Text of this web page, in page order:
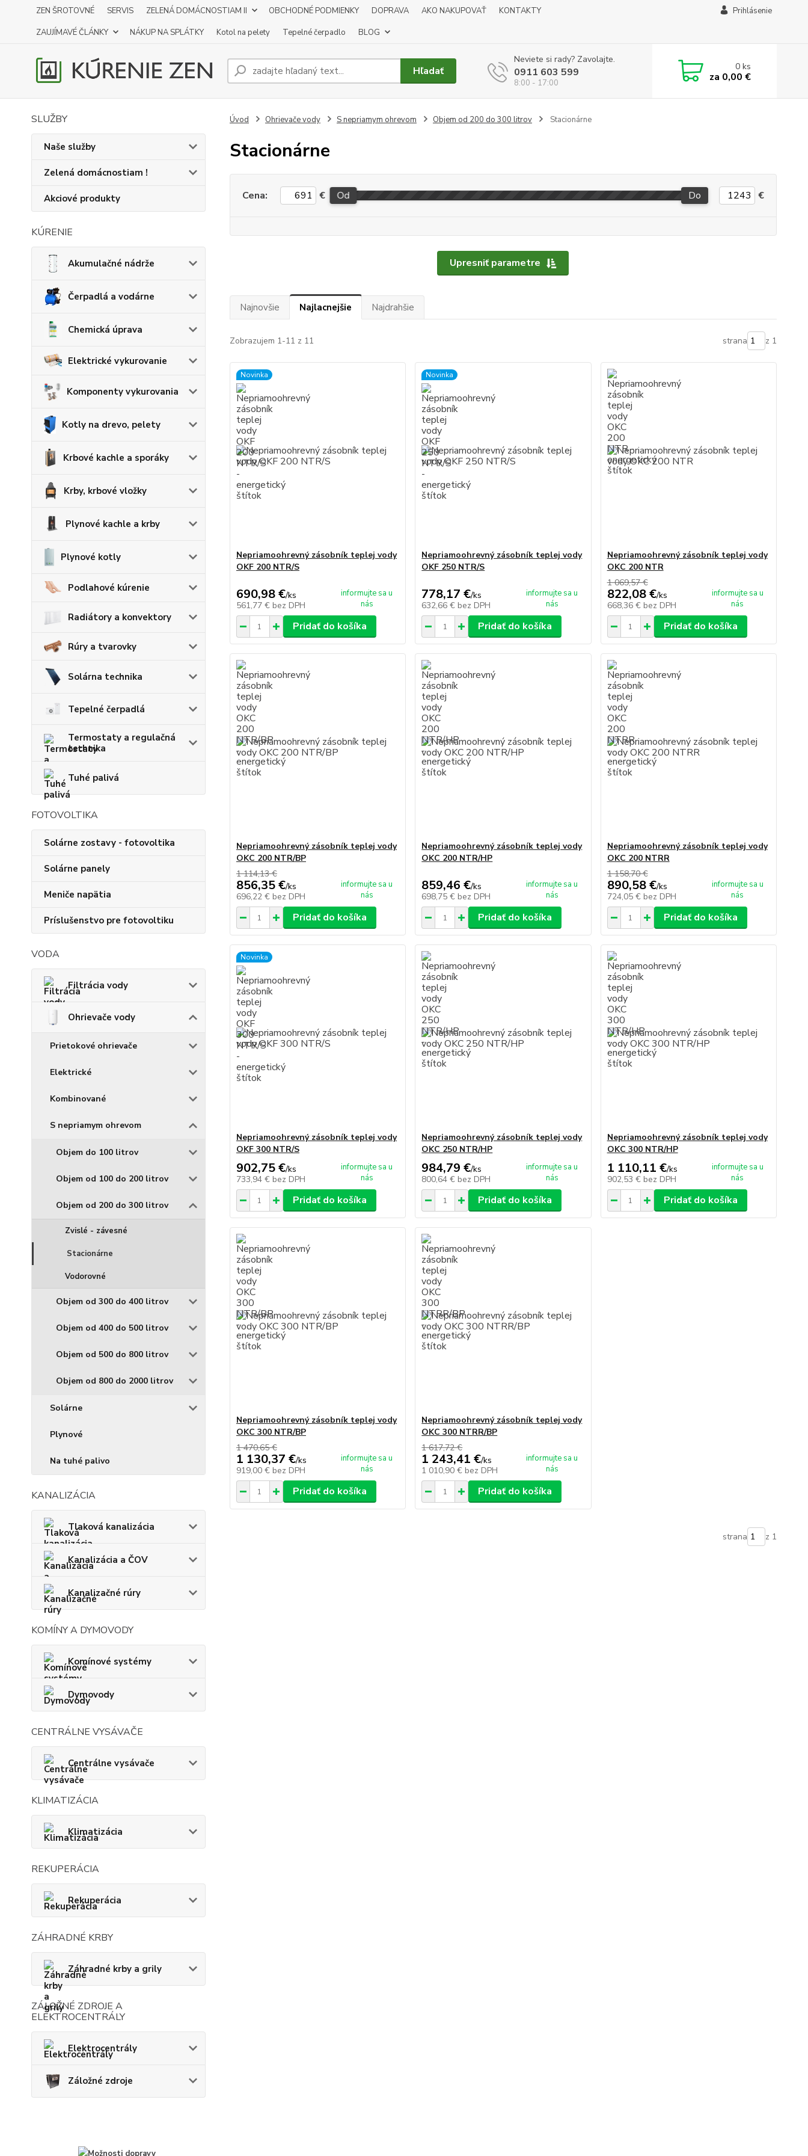
ZEN ŠROTOVNÉ SERVIS ZELENÁ DOMÁCNOSTIAM II OBCHODNÉ PODMIENKY DOPRAVA AKO NAKUPOVAŤ
KONTAKTY
ZAUJÍMAVÉ ČLÁNKY
NÁKUP NA SPLÁTKY Kotol na pelety Tepelné čerpadlo BLOG
Prihlásenie
Hľadať
Neviete si rady? Zavolajte.
0911 603 599
8:00 - 17:00
0ks
za 0,00 €
SLUŽBY
Naše služby
Zelená domácnostiam !
Akciové produkty
KÚRENIE
Akumulačné nádrže
Čerpadlá a vodárne
Chemická úprava
Elektrické vykurovanie
Komponenty vykurovania
Kotly na drevo, pelety
Krbové kachle a sporáky
Krby, krbové vložky
Plynové kachle a krby
Plynové kotly
Podlahové kúrenie
Radiátory a konvektory
Rúry a tvarovky
Solárna technika
Tepelné čerpadlá
Termostaty a regulačná
technika
Tuhé palivá
FOTOVOLTIKA
Solárne zostavy - fotovoltika
Solárne panely
Meniče napätia
Príslušenstvo pre fotovoltiku
VODA
Filtrácia vody
Ohrievače vody
Prietokové ohrievače
Elektrické
Kombinované
S nepriamym ohrevom
Objem do 100 litrov
Objem od 100 do 200 litrov
Objem od 200 do 300 litrov
Zvislé - závesné
Stacionárne
Vodorovné
Objem od 300 do 400 litrov
Objem od 400 do 500 litrov
Objem od 500 do 800 litrov
Objem od 800 do 2000 litrov
Solárne
Plynové
Na tuhé palivo
KANALIZÁCIA
Tlaková kanalizácia
Kanalizácia a ČOV
Kanalizačné rúry
KOMÍNY A DYMOVODY
Komínové systémy
Dymovody
CENTRÁLNE VYSÁVAČE
Centrálne vysávače
KLIMATIZÁCIA
Klimatizácia
REKUPERÁCIA
Rekuperácia
ZÁHRADNÉ KRBY
Záhradné krby a grily
ZÁLOŽNÉ ZDROJE A
ELEKTROCENTRÁLY
Elektrocentrály
Záložné zdroje
Úvod Ohrievače vody S nepriamym ohrevom Objem od 200 do 300 litrov Stacionárne
Stacionárne
Upresniť parametre
Cena: € Od Do €
Najnovšie Najlacnejšie Najdrahšie
Zobrazujem 1-11 z 11 strana z 1
Novinka
Nepriamoohrevný zásobník teplej vody
OKF 200 NTR/S
690,98 €/ks
561,77 € bez DPH
informujte sa u
nás
Pridať do košíka
Novinka
Nepriamoohrevný zásobník teplej vody
OKF 250 NTR/S
778,17 €/ks
632,66 € bez DPH
informujte sa u
nás
Pridať do košíka
Nepriamoohrevný zásobník teplej vody
OKC 200 NTR
1 069,57 €
822,08 €/ks
668,36 € bez DPH
informujte sa u
nás
Pridať do košíka
Nepriamoohrevný zásobník teplej vody
OKC 200 NTR/BP
1 114,13 €
856,35 €/ks
696,22 € bez DPH
informujte sa u
nás
Pridať do košíka
Nepriamoohrevný zásobník teplej vody
OKC 200 NTR/HP
859,46 €/ks
698,75 € bez DPH
informujte sa u
nás
Pridať do košíka
Nepriamoohrevný zásobník teplej vody
OKC 200 NTRR
1 158,70 €
890,58 €/ks
724,05 € bez DPH
informujte sa u
nás
Pridať do košíka
Novinka
Nepriamoohrevný zásobník teplej vody
OKF 300 NTR/S
902,75 €/ks
733,94 € bez DPH
informujte sa u
nás
Pridať do košíka
Nepriamoohrevný zásobník teplej vody
OKC 250 NTR/HP
984,79 €/ks
800,64 € bez DPH
informujte sa u
nás
Pridať do košíka
Nepriamoohrevný zásobník teplej vody
OKC 300 NTR/HP
1 110,11 €/ks
902,53 € bez DPH
informujte sa u
nás
Pridať do košíka
Nepriamoohrevný zásobník teplej vody
OKC 300 NTR/BP
1 470,65 €
1 130,37 €/ks
919,00 € bez DPH
informujte sa u
nás
Pridať do košíka
Nepriamoohrevný zásobník teplej vody
OKC 300 NTRR/BP
1 617,72 €
1 243,41 €/ks
1 010,90 € bez DPH
informujte sa u
nás
Pridať do košíka
strana z 1